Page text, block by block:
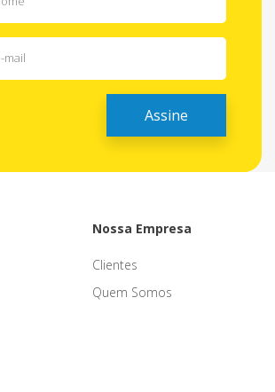
Nossa Empresa
Clientes
Quem Somos